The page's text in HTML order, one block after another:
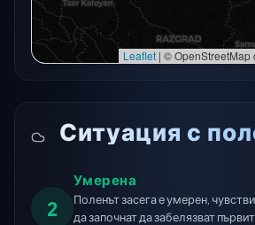
Leaflet | © OpenStreetMap
Ситуация с
2
Умерена
Поленът засега е умерен,
да започнат да забелязват